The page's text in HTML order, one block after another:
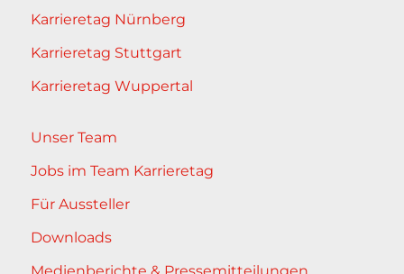
Karrieretag Nürnberg
Karrieretag Stuttgart
Karrieretag Wuppertal
Unser Team
Jobs im Team Karrieretag
Für Aussteller
Downloads